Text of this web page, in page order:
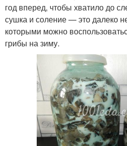
год вперед, чтобы хватило до
сушка и соление — это далеко
которыми можно
грибы на зиму.